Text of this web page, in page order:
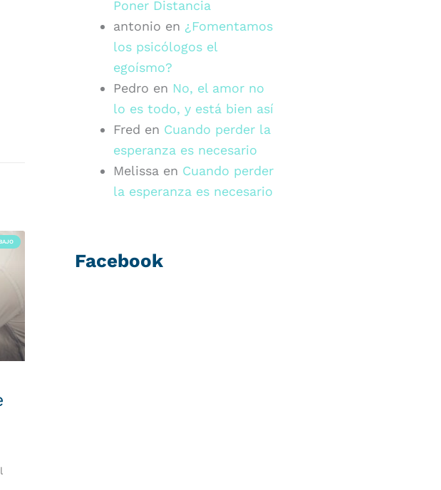
Poner Distancia
antonio en ¿Fomentamos
los psicólogos el
egoísmo?
Pedro en No, el amor no
lo es todo, y está bien así
Fred en Cuando perder la
esperanza es necesario
Melissa en Cuando perder
la esperanza es necesario
Facebook